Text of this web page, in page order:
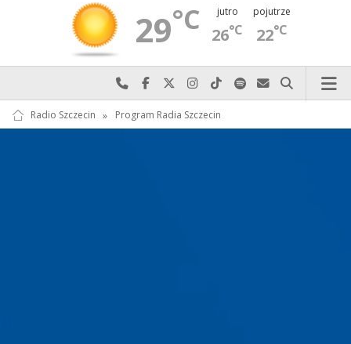
29°C jutro
26°C
pojutrze
22°C
Najlepiej po prostu do nas zadzwoń
Odwiedź nas na Facebook-u
Odwiedź nas na X
Odwiedź nas na Instagram-ie
Odwiedź nas na TikTok-u
Szukaj nas na Spotify
Wyślij do nas
Szukaj
Radio Szczecin » Program Radia Szczecin